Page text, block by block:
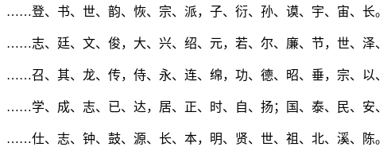
……登、书、世、韵、恢、宗、派，子、衍、孙、谟、宇、宙、长
……志、廷、文、俊，大、兴、绍、元，若、尔、廉、节，世、泽
……召、其、龙、传，侍、永、连、绵，功、德、昭、垂，宗、以
……学、成、志、已、达，居、正、时、自、扬；国、泰、民、安
……仕、志、钟、鼓、源、长、本，明、贤、世、祖、北、溪、陈